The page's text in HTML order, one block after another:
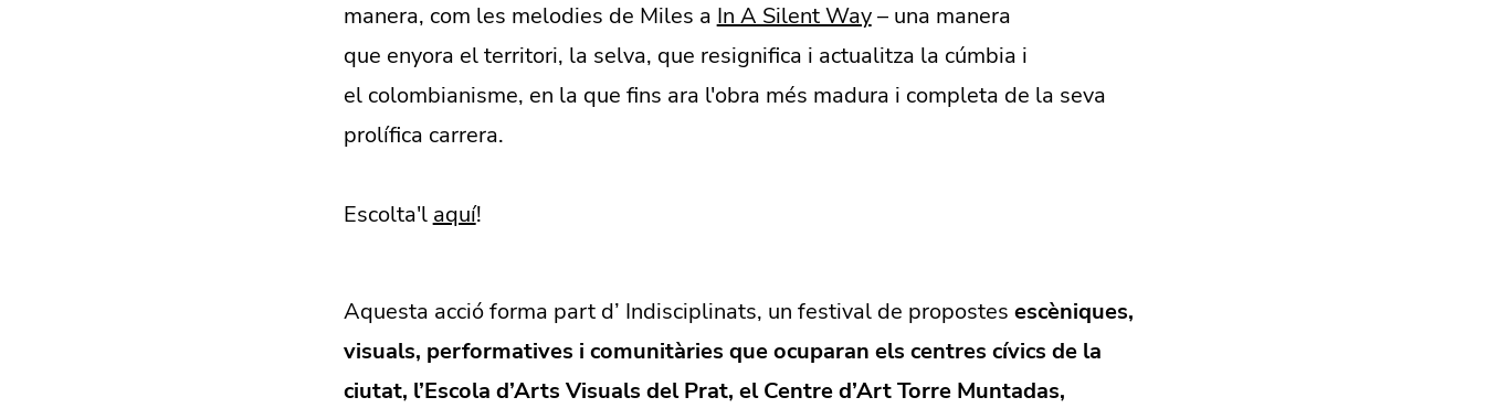
manera, com les melodies de Miles aIn A Silent Way– una manera
que enyora el territori, la selva, que resignifica i actualitza la cúmbia i
el colombianisme, en la que fins ara l'obra més madura i completa de la seva
prolífica carrera.
Escolta'laquí!
Aquesta acció forma part d’ Indisciplinats, un festival de propostes escèniques,
visuals, performatives i comunitàries que ocuparan els centres cívics de la
ciutat, l’Escola d’Arts Visuals del Prat, el Centre d’Art Torre Muntadas,